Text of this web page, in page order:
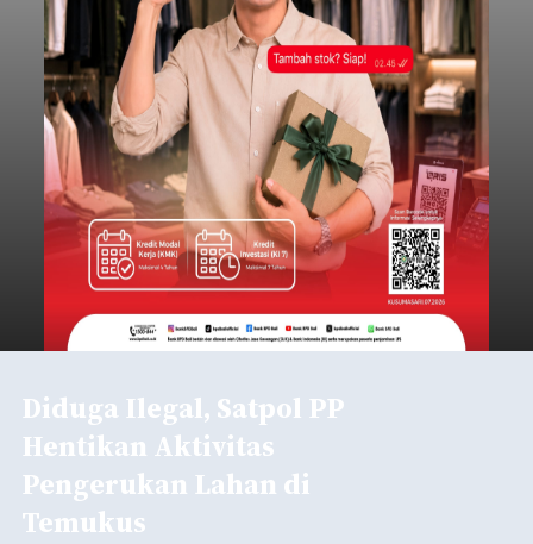
Diduga Ilegal, Satpol PP
Hentikan Aktivitas
Pengerukan Lahan di
Temukus